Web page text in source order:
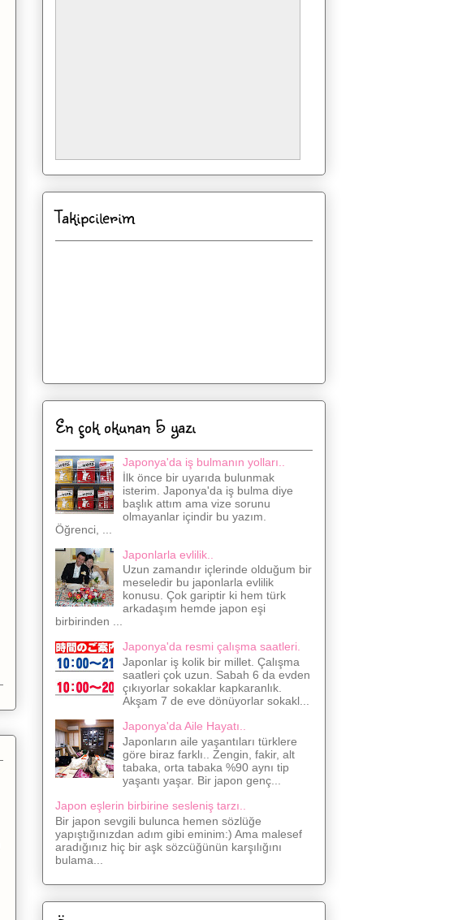
Takipcilerim
En çok okunan 5 yazı
Japonya'da iş bulmanın yolları..
İlk önce bir uyarıda bulunmak
isterim. Japonya'da iş bulma diye
başlık attım ama vize sorunu
olmayanlar içindir bu yazım.
Öğrenci, ...
Japonlarla evlilik..
Uzun zamandır içlerinde olduğum bir
meseledir bu japonlarla evlilik
konusu. Çok gariptir ki hem türk
arkadaşım hemde japon eşi
birbirinden ...
Japonya'da resmi çalışma saatleri.
Japonlar iş kolik bir millet. Çalışma
saatleri çok uzun. Sabah 6 da evden
çıkıyorlar sokaklar kapkaranlık.
Akşam 7 de eve dönüyorlar sokakl...
Japonya'da Aile Hayatı..
Japonların aile yaşantıları türklere
göre biraz farklı.. Zengin, fakir, alt
tabaka, orta tabaka %90 aynı tip
yaşantı yaşar. Bir japon genç...
Japon eşlerin birbirine sesleniş tarzı..
Bir japon sevgili bulunca hemen sözlüğe
yapıştığınızdan adım gibi eminim:) Ama malesef
aradığınız hiç bir aşk sözcüğünün karşılığını
bulama...